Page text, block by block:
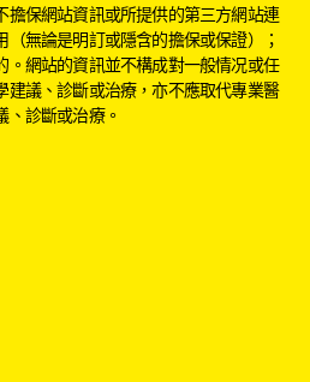
擔保網站資訊或所提供的第三方網站連
無論是明訂或隱含的擔保或保證）；
。網站的資訊並不構成對一般情况或任
建議、診斷或治療，亦不應取代專業醫
、診斷或治療。